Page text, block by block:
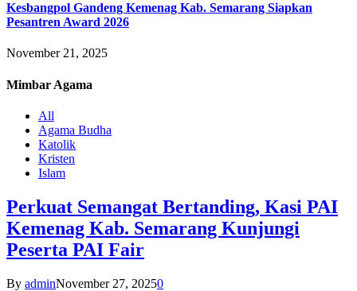
Kesbangpol Gandeng Kemenag Kab. Semarang Siapkan
Pesantren Award 2026
November 21, 2025
Mimbar Agama
All
Agama Budha
Katolik
Kristen
Islam
Perkuat Semangat Bertanding, Kasi PAI
Kemenag Kab. Semarang Kunjungi
Peserta PAI Fair
By adminNovember 27, 20250